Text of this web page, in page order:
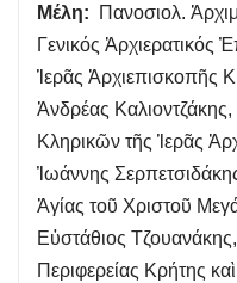
Μέλη:
Πανοσιολ.
Γενικός Ἀρχιερατικός
Ἱερᾶς Ἀρχιεπισκοπῆς
Ἀνδρέας
Κληρικῶν τῆς Ἱερᾶς
Ἰωάννης
Ἁγίας τοῦ Χριστοῦ
Εὐστάθιος Τζουανάκης,
Περιφερείας Κρήτης